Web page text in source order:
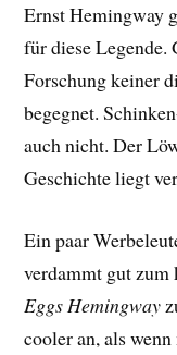
Ernst Hemingway
für diese Legende.
Forschung keiner
begegnet.
auch nicht. Der
Geschichte liegt
Ein paar
verdammt gut zum
Eggs Hemingway
cooler an, als